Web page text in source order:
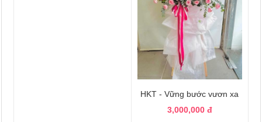
HKT - Vững bước vươn xa
3,000,000 đ